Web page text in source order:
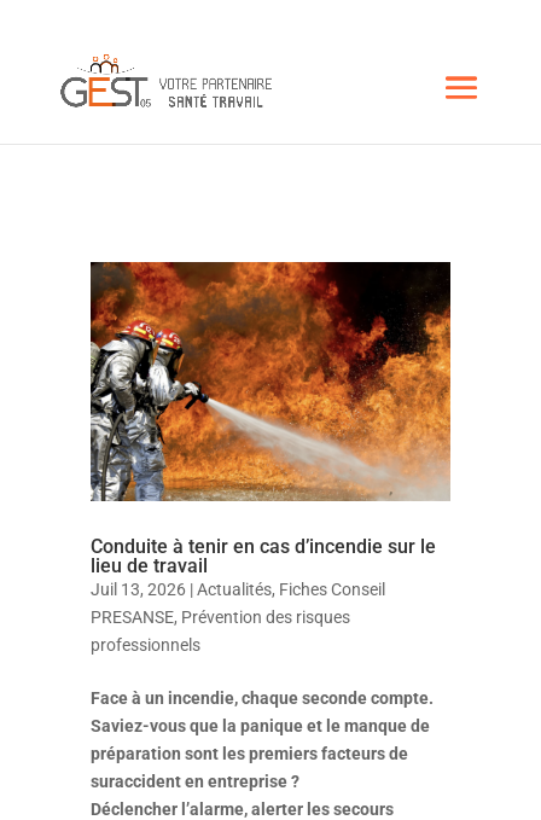
Conduite à tenir en cas d’incendie sur le
lieu de travail
Juil 13, 2026|Actualités, Fiches Conseil
PRESANSE, Prévention des risques
professionnels
Face à un incendie, chaque seconde compte.
Saviez-vous que la panique et le manque de
préparation sont les premiers facteurs de
suraccident en entreprise ?
Déclencher l’alarme, alerter les secours